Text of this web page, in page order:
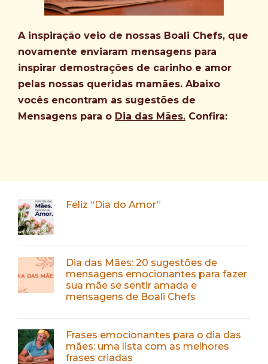
A inspiração veio de nossas Boali Chefs, que
novamente enviaram mensagens para
inspirar demostrações de carinho e amor
pelas nossas queridas mamães. Abaixo
vocês encontram as sugestões de
Mensagens para o Dia das Mães. Confira:
Feliz “Dia do Amor”
Dia das Mães: 20 sugestões de
mensagens emocionantes para fazer
sua mãe se sentir amada e
mensagens de Boali Chefs
Frases emocionantes para o dia das
mães: uma lista com as melhores
frases criadas